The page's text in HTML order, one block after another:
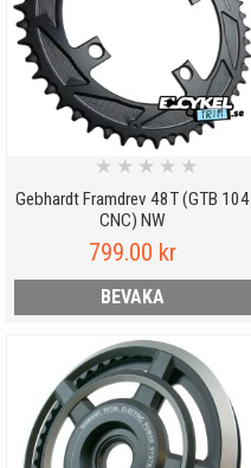
Gebhardt Framdrev 48T (GTB 104
CNC) NW
★ ★ ★ ★ ★
799.00 kr
BEVAKA